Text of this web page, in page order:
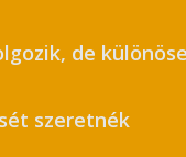
de
szeretnék